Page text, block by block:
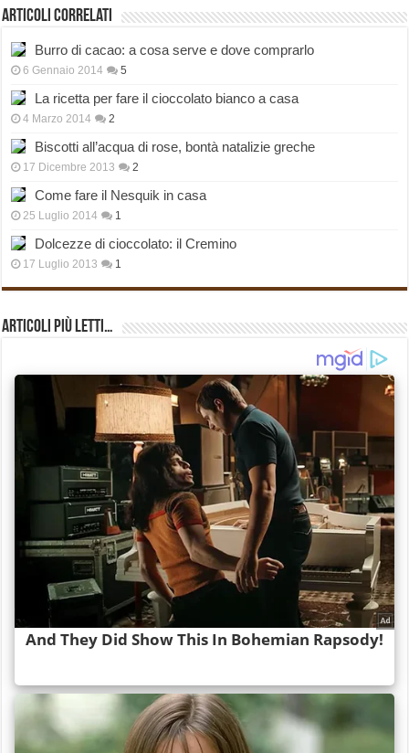
Articoli correlati
Burro di cacao: a cosa serve e dove comprarlo
6 Gennaio 2014 5
La ricetta per fare il cioccolato bianco a casa
4 Marzo 2014 2
Biscotti all’acqua di rose, bontà natalizie greche
17 Dicembre 2013 2
Come fare il Nesquik in casa
25 Luglio 2014 1
Dolcezze di cioccolato: il Cremino
17 Luglio 2013 1
Articoli più Letti…